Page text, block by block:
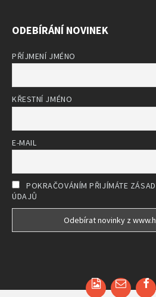
ODEBÍRÁNÍ NOVINEK
PŘÍJMENÍ JMÉNO
KŘESTNÍ JMÉNO
E-MAIL
POKRAČOVÁNÍM PŘIJÍMÁTE
ÚDAJŮ
Email